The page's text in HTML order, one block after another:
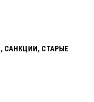
, САНКЦИИ , СТАРЫЕ